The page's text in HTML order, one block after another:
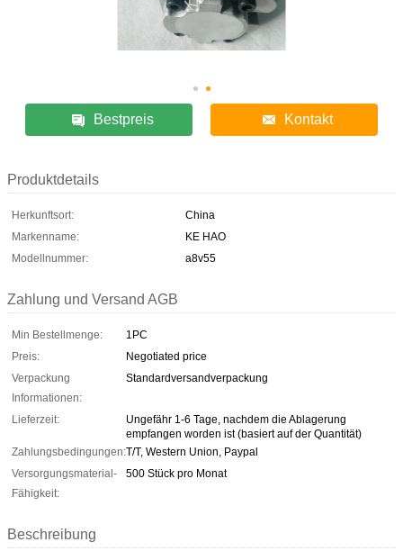
Bestpreis Kontakt
Produktdetails
Herkunftsort:
China
Markenname:
KE HAO
Modellnummer:
a8v55
Zahlung und Versand AGB
Min Bestellmenge:
1PC
Preis:
Negotiated price
Verpackung
Informationen:
Standardversandverpackung
Lieferzeit:
Ungefähr 1-6 Tage, nachdem die Ablagerung
empfangen worden ist (basiert auf der Quantität)
Zahlungsbedingungen:T/T, Western Union, Paypal
Versorgungsmaterial-
Fähigkeit:
500 Stück pro Monat
Beschreibung